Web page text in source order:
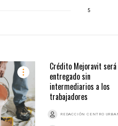
5
Crédito Mejoravit será
entregado sin
intermediarios a los
trabajadores
REDACCIÓN CENTRO